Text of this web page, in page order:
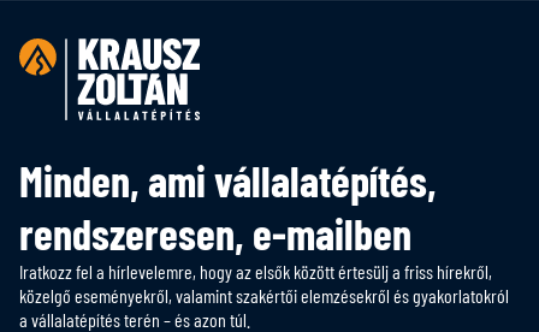
Minden, ami vállalatépítés,
rendszeresen, e-mailben
Iratkozz fel a hírlevelemre, hogy az elsők között értesülj a friss hírekről,
közelgő eseményekről, valamint szakértői elemzésekről és gyakorlatokról
a vállalatépítés terén – és azon túl.